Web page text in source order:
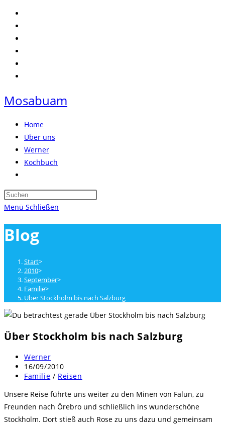
Zum
Inhalt
springen
Mosabuam
Home
Über uns
Werner
Kochbuch
umschalten
Press
Menü Schließen
Blog
Start>
2010>
September>
Familie>
Über Stockholm bis nach Salzburg
Über Stockholm bis nach Salzburg
Beitrags-
Autor:
Werner
Beitrag
veröffentlicht:
16/09/2010
Beitrags-
Familie / Reisen
Unsere Reise führte uns weiter zu den Minen von Falun, zu
Freunden nach Örebro und schließlich ins wunderschöne
Stockholm. Dort stieß auch Rose zu uns dazu und gemeinsam